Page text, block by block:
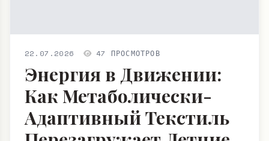
22.07.2026 47 ПРОСМОТРОВ
Энергия в Движении:
Как Метаболически-
Адаптивный Текстиль